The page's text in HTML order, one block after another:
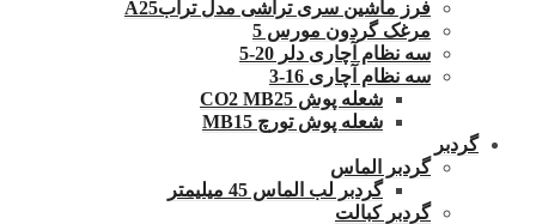
فرز ماشین سری تراشی مدل ترابA25
مرغک گردون مورس 5
سه نظام آچاری دلر 20-5
سه نظام آچاری 16-3
شعله پوش CO2 MB25
شعله پوش تورچ MB15
گردبر
گردبر الماس
گردبر لب الماس 45 میلیمتر
گردبر کبالت